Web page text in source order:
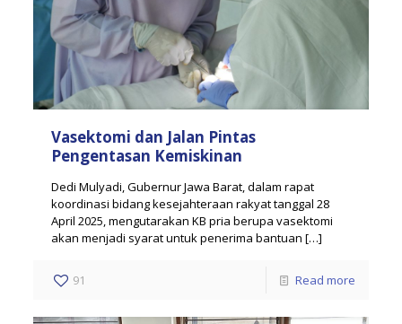
Vasektomi dan Jalan Pintas
Pengentasan Kemiskinan
Dedi Mulyadi, Gubernur Jawa Barat, dalam rapat
koordinasi bidang kesejahteraan rakyat tanggal 28
April 2025, mengutarakan KB pria berupa vasektomi
akan menjadi syarat untuk penerima bantuan […]
91 Read more